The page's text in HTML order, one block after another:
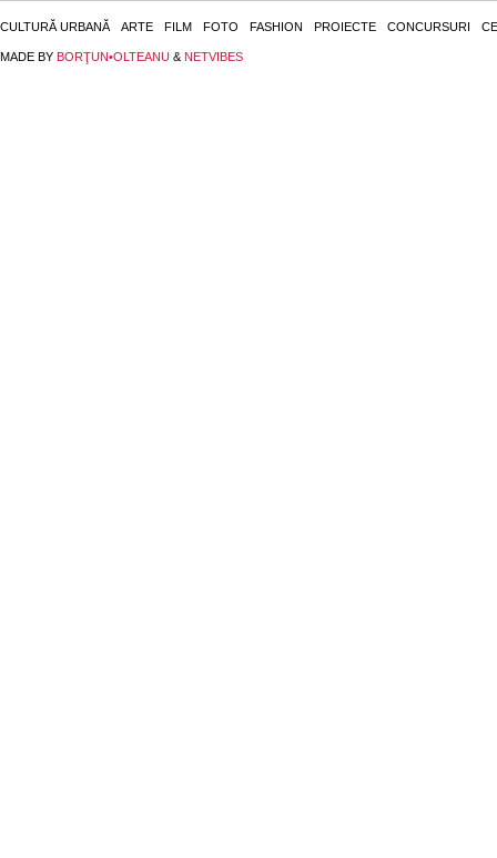
CULTURĂ URBANĂ ARTE FILM FOTO FASHION PROIECTE CONCURSURI
MADE BY BORŢUN•OLTEANU & NETVIBES